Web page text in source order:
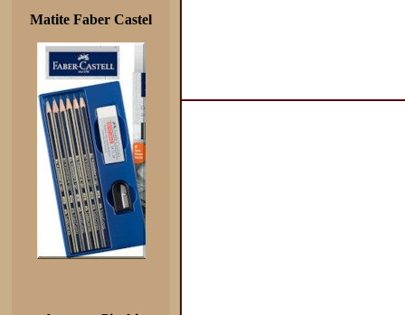
Matite Faber Castel